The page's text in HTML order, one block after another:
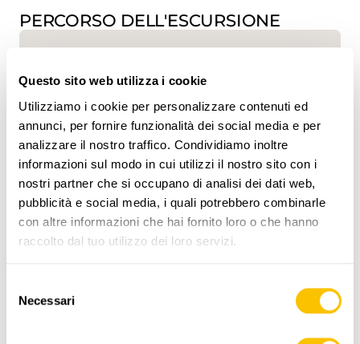
Questo sito web utilizza i cookie
Utilizziamo i cookie per personalizzare contenuti ed
annunci, per fornire funzionalità dei social media e per
analizzare il nostro traffico. Condividiamo inoltre
informazioni sul modo in cui utilizzi il nostro sito con i
nostri partner che si occupano di analisi dei dati web,
pubblicità e social media, i quali potrebbero combinarle
con altre informazioni che hai fornito loro o che hanno
raccolto dal tuo utilizzo dei loro servizi.
delNecessari
PERCORSO DELL'ESCURSIONE
Dati: